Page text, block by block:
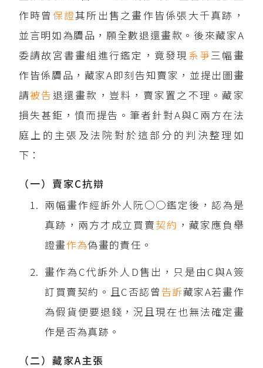
作時曾 保證其所出售之畫作皆係張大千真跡，
並言明如為贗品，願全數退還畫款。後來藏家A
委請故宮書畫組進行鑑定，竟發現 系爭三幅畫
作皆係贗品，藏家A即刻告知賣家，並提出圖畫
請被告 退還畫款，豈料，賣家置之不理。藏家
損失甚鉅，憤而提告。筆者針對A與C兩方在法
庭上的主張及法院對於這部分的判決整理如
下：
（一）賣家C抗辯
兩幅畫作經訴外人阮○○鑑定後，認為是
真跡，兩方才成立買賣契約 ，藏家應負舉
證畫作為偽畫的責任。
畫作為C代訴外人D售出，只是由C與A簽
訂買賣契約。且C否認曾告訴藏家A若畫作
為假貨便要退錢，況且現在也無法確定畫
作是否為真跡。
（二）藏家A主張